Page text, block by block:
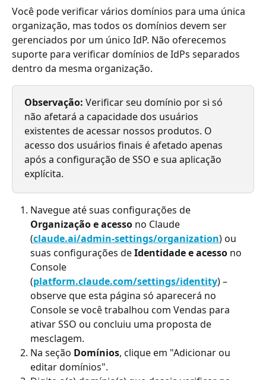
Você pode verificar vários domínios para uma única
organização, mas todos os domínios devem ser
gerenciados por um único IdP. Não oferecemos
suporte para verificar domínios de IdPs separados
dentro da mesma organização.
Observação: Verificar seu domínio por si só
não afetará a capacidade dos usuários
existentes de acessar nossos produtos. O
acesso dos usuários finais é afetado apenas
após a configuração de SSO e sua aplicação
explícita.
Navegue até suas configurações de
Organização e acesso no Claude
(claude.ai/admin-settings/organization) ou
suas configurações de Identidade e acesso no
Console
(platform.claude.com/settings/identity) –
observe que esta página só aparecerá no
Console se você trabalhou com Vendas para
ativar SSO ou concluiu uma proposta de
mesclagem.
Na seção Domínios, clique em "Adicionar ou
editar domínios".